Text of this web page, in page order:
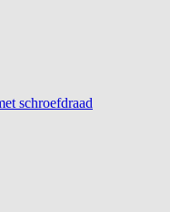
schroefdraad